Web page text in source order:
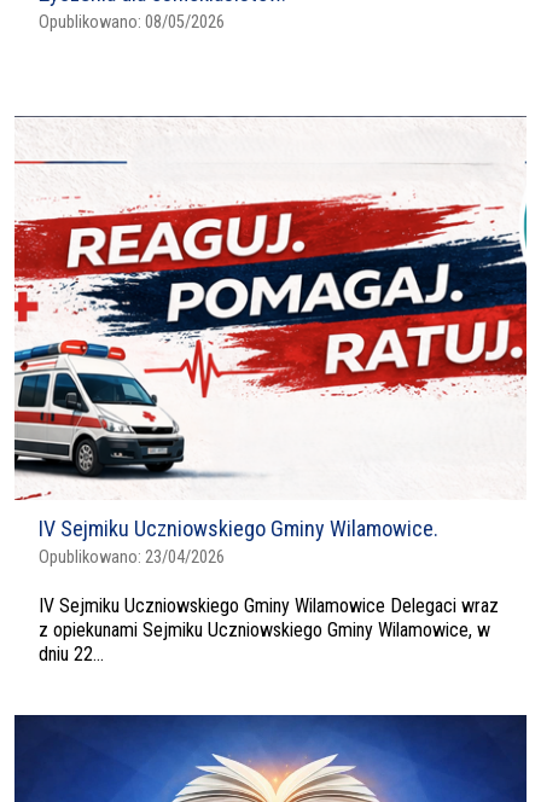
Opublikowano: 08/05/2026
IV Sejmiku Uczniowskiego Gminy Wilamowice.
Opublikowano: 23/04/2026
IV Sejmiku Uczniowskiego Gminy Wilamowice Delegaci wraz
z opiekunami Sejmiku Uczniowskiego Gminy Wilamowice, w
dniu 22...